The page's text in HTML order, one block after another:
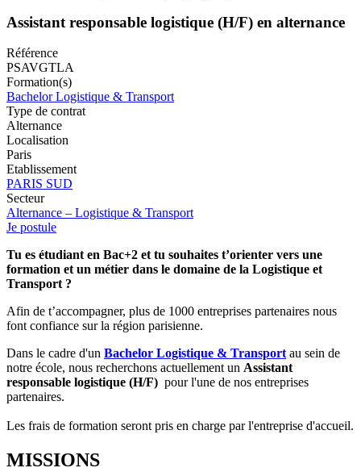
Assistant responsable logistique (H/F) en alternance
Référence
PSAVGTLA
Formation(s)
Bachelor Logistique & Transport
Type de contrat
Alternance
Localisation
Paris
Etablissement
PARIS SUD
Secteur
Alternance – Logistique & Transport
Je postule
Tu es étudiant en Bac+2 et tu souhaites t’orienter vers une
formation et un métier dans le domaine de la Logistique et
Transport ?
Afin de t’accompagner, plus de 1000 entreprises partenaires nous
font confiance sur la région parisienne.
Dans le cadre d'un Bachelor Logistique & Transportau sein de
notre école, nous recherchons actuellement un Assistant
responsable logistique (H/F) pour l'une de nos entreprises
partenaires.
Les frais de formation seront pris en charge par l'entreprise d'accueil.
MISSIONS